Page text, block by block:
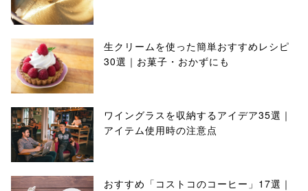
生クリームを使った簡単おすすめレシピ
30選｜お菓子・おかずにも
ワイングラスを収納するアイデア35選｜
アイテム使用時の注意点
おすすめ「コストコのコーヒー」17選｜